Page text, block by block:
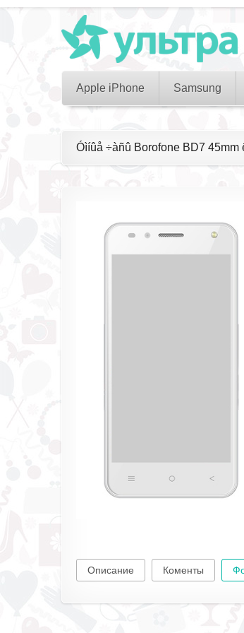
Apple iPhone Samsung
Óìíûå ÷àñû Borofone BD7 45mm
Описание Коменты